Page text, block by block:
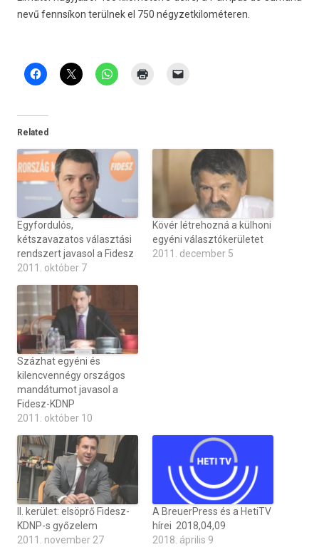
nevű fennsíkon terülnek el 750 négyzet­kilométer­en.
Related
Egyfordulós,
kétszavazatos választási
rendszert javasol a Fidesz
2011. október 7
Kövér létrehozná a külhoni
egyéni választókerületet
2011. december 5
Százhat egyéni és
kilencvennégy országos
mandátumot javasol a
Fidesz-KDNP
2011. október 10
II. kerület: elsöprő Fidesz-
KDNP-s győzelem
2011. november 27
A BreuerPress és a HetiTV
hírei 2018,04,09
2018. április 9